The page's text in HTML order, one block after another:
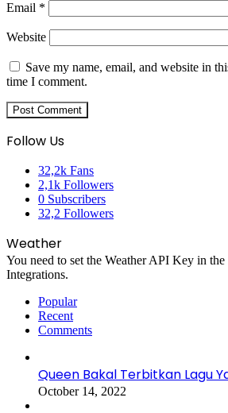
Email *
Website
Save my name, email, and website in
time I comment.
Follow Us
32,2k Fans
2,1k Followers
0 Subscribers
32,2 Followers
Weather
You need to set the Weather API Key in
Integrations.
Popular
Recent
Comments
Queen Bakal Terbitkan Lagu
October 14, 2022